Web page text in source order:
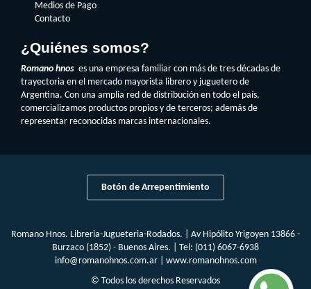
Medios de Pago
Contacto
¿Quiénes somos?
Romano hnos es una empresa familiar con más de tres décadas de
trayectoria en el mercado mayorista librero y juguetero de
Argentina. Con una amplia red de distribución en todo el país,
comercializamos productos propios y de terceros; además de
representar reconocidas marcas internacionales.
Botón de Arrepentimiento
Romano Hnos. Libreria-Jugueteria-Rodados. | Av Hipólito Yrigoyen 13866 -
Burzaco (1852) - Buenos Aires. | Tel: (011) 6067-6938
info@romanohnos.com.ar| www.romanohnos.com
© Todos los derechos Reservados